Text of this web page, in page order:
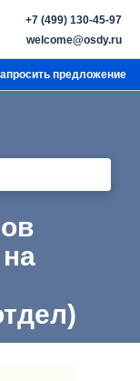
+7 (499) 130-45-97
welcome@osdy.ru
предложение